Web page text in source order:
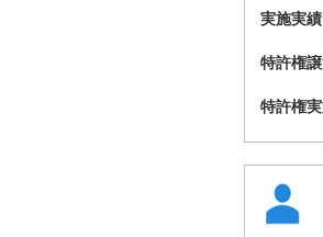
実施
特許権
特許権